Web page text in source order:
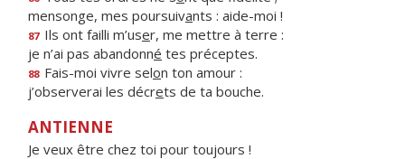
mensonge, mes poursuivants : aide-moi !
87 Ils ont failli m’user, me mettre à terre :
je n’ai pas abandonné tes préceptes.
88 Fais-moi vivre selon ton amour :
j’observerai les décrets de ta bouche.
ANTIENNE
Je veux être chez toi pour toujours !